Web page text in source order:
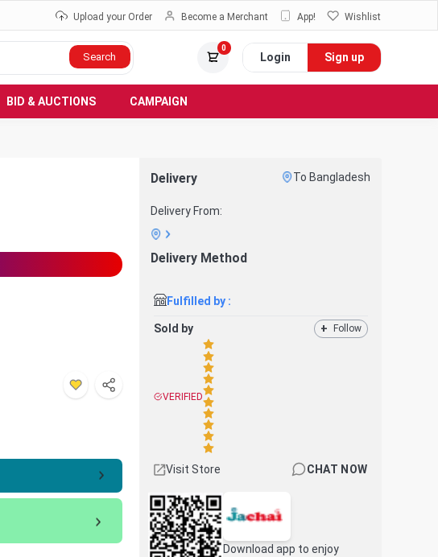
Upload your Order Become a Merchant App! Wishlist
Search
0
Login Sign up
BID & AUCTIONS CAMPAIGN
Delivery To Bangladesh
Delivery From:
Delivery Method
Fulfilled by :
Sold by + Follow
VERIFIED
Visit Store CHAT NOW
Download app to enjoy